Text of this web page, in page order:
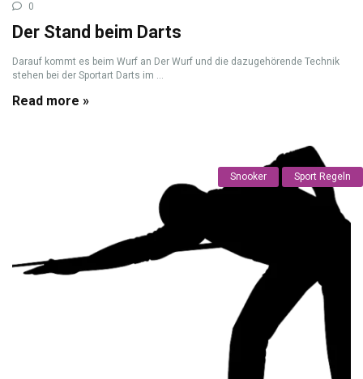
0
Der Stand beim Darts
Darauf kommt es beim Wurf an Der Wurf und die dazugehörende Technik
stehen bei der Sportart Darts im ...
Read more »
Snooker Sport Regeln